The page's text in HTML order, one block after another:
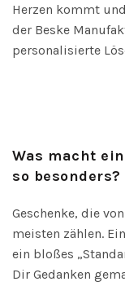
Herzen kommt
der Beske
personalisierte
Was macht
so besonders?
Geschenke, die
meisten zählen.
ein bloßes
Dir Gedanken